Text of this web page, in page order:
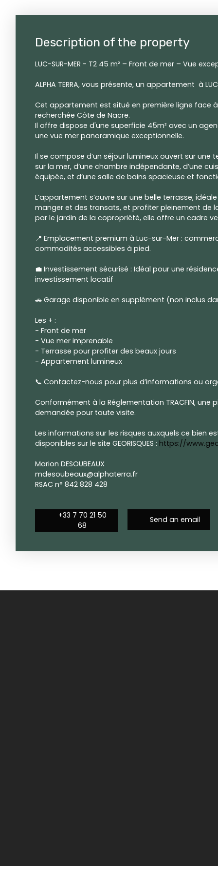
Description of the property
LUC-SUR-MER - T2 45 m² – Front de mer – Vue
ALPHA TERRA, vous présente, un appartement à
Cet appartement est situé en première ligne face
recherchée Côte de Nacre.
Il offre dispose d'une superficie 45m² avec un
une vue mer panoramique exceptionnelle.
Il se compose d’un séjour lumineux ouvert sur une
sur la mer, d’une chambre indépendante, d’une
équipée, et d’une salle de bains spacieuse et
L’appartement s’ouvre sur une belle terrasse,
manger et des transats, et profiter pleinement de
par le jardin de la copropriété, elle offre un cadre
📍 Emplacement premium à Luc-sur-Mer :
commodités accessibles à pied.
💼 Investissement sécurisé : Idéal pour une
investissement locatif
🚗 Garage disponible en supplément (non inclus
Les + :
- Front de mer
- Vue mer imprenable
- Terrasse pour profiter des beaux jours
- Appartement lumineux
📞 Contactez-nous pour plus d’informations ou
Conformément à la Réglementation TRACFIN, une
demandée pour toute visite.
Les informations sur les risques auxquels ce bien
disponibles sur le site GEORISQUES : https://
Marion DESOUBEAUX
mdesoubeaux@alphaterra.fr
RSAC n° 842 828 428
+33 7 70 21 50
68
Send an email